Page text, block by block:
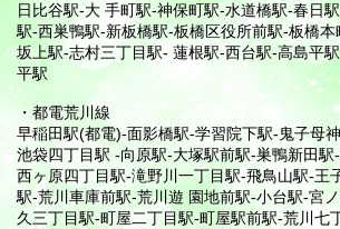
日比谷駅-大 手町駅-神保町駅-水道橋駅-春日
駅-西巣鴨駅-新板橋駅-板橋区役所前駅-板橋
坂上駅-志村三丁目駅- 蓮根駅-西台駅-高島平
平駅
・都電荒川線
早稲田駅(都電)-面影橋駅-学習院下駅-鬼子母
池袋四丁目駅 -向原駅-大塚駅前駅-巣鴨新田
西ヶ原四丁目駅-滝野川一丁目駅-飛鳥山駅-王
駅-荒川車庫前駅-荒川遊 園地前駅-小台駅-宮
久三丁目駅-町屋二丁目駅-町屋駅前駅-荒川七